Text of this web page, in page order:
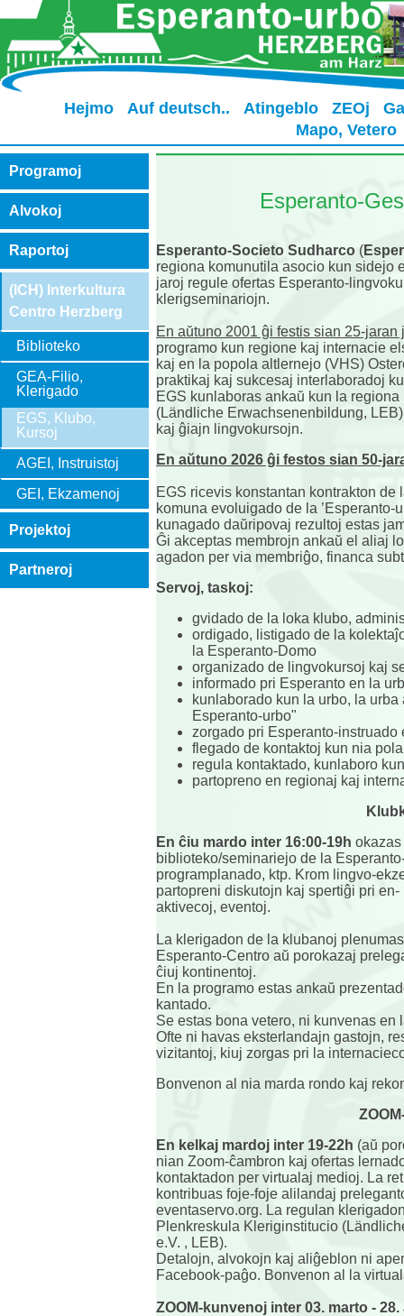
Hejmo Auf deutsch.. Atingeblo ZEOj
Mapo, Vetero
Programoj
Alvokoj
Raportoj
(ICH) Interkultura
Centro Herzberg
Biblioteko
GEA-Filio,
Klerigado
EGS, Klubo,
Kursoj
AGEI, Instruistoj
GEI, Ekzamenoj
Projektoj
Partneroj
Esperanto-
Esperanto-Societo Sudharco (
regiona komunutila asocio kun sidejo
jaroj regule ofertas Esperanto-
klerigseminariojn.
En aŭtuno 2001 ĝi festis sian 25-jaran
programo kun regione kaj internacie
kaj en la popola altlernejo (VHS)
praktikaj kaj sukcesaj interlaboradoj
EGS kunlaboras ankaŭ kun la
(Ländliche Erwachsenenbildung,
kaj ĝiajn lingvokursojn.
En aŭtuno 2026 ĝi festos sian 50-
EGS ricevis konstantan kontrakton
komuna evoluigado de la ’Esperanto-
kunagado daŭripovaj rezultoj estas
Ĝi akceptas membrojn ankaŭ el aliaj
agadon per via membriĝo, financa
Servoj, taskoj:
gvidado de la loka klubo,
ordigado, listigado de la
la Esperanto-Domo
organizado de lingvokursoj kaj
informado pri Esperanto en la
kunlaborado kun la urbo, la
Esperanto-urbo"
zorgado pri Esperanto-
flegado de kontaktoj kun nia
regula kontaktado, kunlaboro
partopreno en regionaj kaj
En ĉiu mardo inter 16:00-19h
biblioteko/seminariejo de la
programplanado, ktp. Krom lingvo-
partopreni diskutojn kaj spertiĝi pri
aktivecoj, eventoj.
La klerigadon de la klubanoj
Esperanto-Centro aŭ porokazaj
ĉiuj kontinentoj.
En la programo estas ankaŭ
kantado.
Se estas bona vetero, ni kunvenas
Ofte ni havas eksterlandajn gastojn,
vizitantoj, kiuj zorgas pri la
Bonvenon al nia marda rondo kaj
En kelkaj mardoj inter 19-22h (aŭ
nian Zoom-ĉambron kaj ofertas
kontaktadon per virtualaj medioj. La
kontribuas foje-foje alilandaj
eventaservo.org. La regulan
Plenkreskula Kleriginstitucio
e.V. , LEB).
Detalojn, alvokojn kaj aliĝeblon ni
Facebook-paĝo. Bonvenon al la
ZOOM-kunvenoj inter 03. marto - 28.